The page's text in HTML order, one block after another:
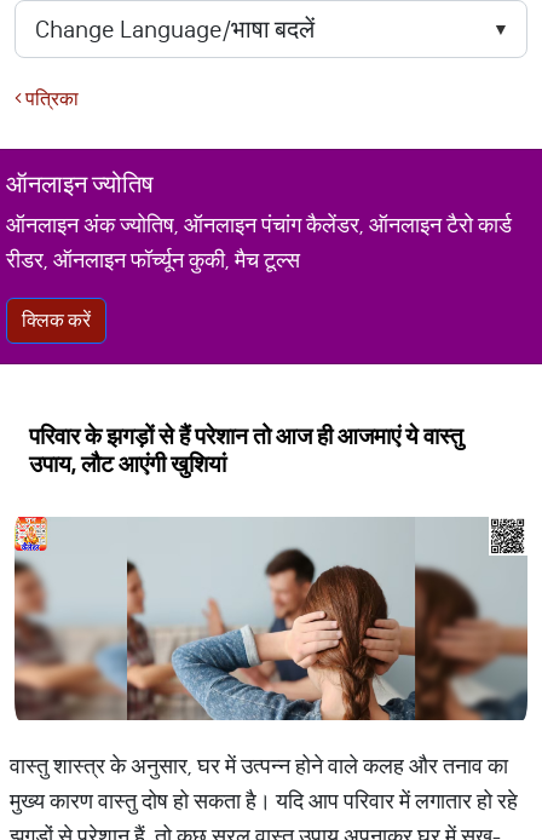
पत्रिका
ऑनलाइन ज्योतिष
ऑनलाइन अंक ज्योतिष, ऑनलाइन पंचांग कैलेंडर, ऑनलाइन टैरो कार्ड
रीडर, ऑनलाइन फॉर्च्यून कुकी, मैच टूल्स
क्लिक करें
परिवार के झगड़ों से हैं परेशान तो आज ही आजमाएं ये वास्तु
उपाय, लौट आएंगी खुशियां
वास्तु शास्त्र के अनुसार, घर में उत्पन्न होने वाले कलह और तनाव का
मुख्य कारण वास्तु दोष हो सकता है। यदि आप परिवार में लगातार हो रहे